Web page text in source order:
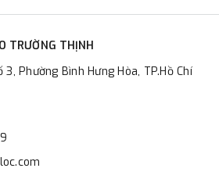
TRƯỜNG THỊNH
Phường Bình Hưng Hòa, TP.Hồ Chí